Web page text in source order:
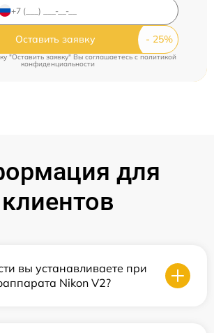
Оставить заявку
"Оставить заявку" Вы соглашаетесь cполитикой
конфиденциальности
для
клиентов
вы устанавливаете при
Nikon V2?